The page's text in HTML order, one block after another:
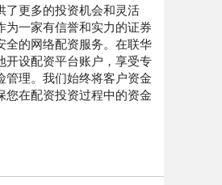
了更多的投资机会和灵活
为一家有信誉和实力的证券
全的网络配资服务。在联华
开设配资平台账户，享受专
管理。我们始终将客户资金
您在配资投资过程中的资金